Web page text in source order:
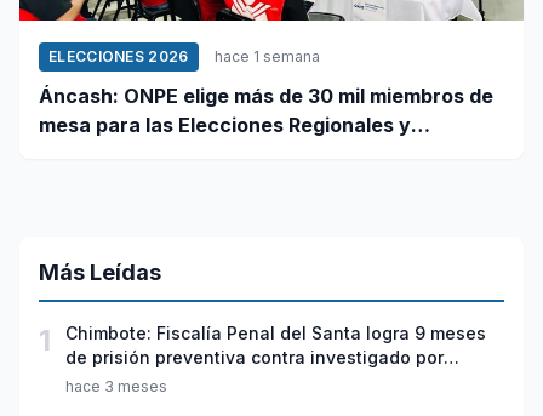
ELECCIONES 2026 hace 1 semana
Áncash: ONPE elige más de 30 mil miembros de
mesa para las Elecciones Regionales y
Más Leídas
1
Chimbote: Fiscalía Penal del Santa logra 9 meses
de prisión preventiva contra investigado por
violación sexual y tentativa de feminicidio
hace 3 meses